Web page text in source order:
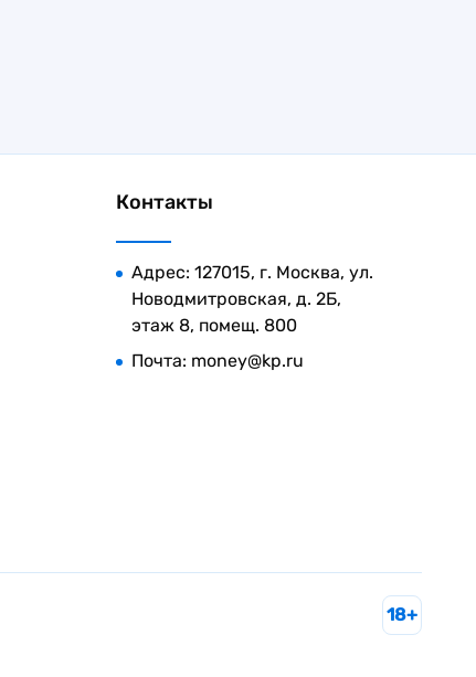
Контакты
Адрес: 127015, г. Москва, ул.
Новодмитровская, д. 2Б,
этаж 8, помещ. 800
Почта: money@kp.ru
18+